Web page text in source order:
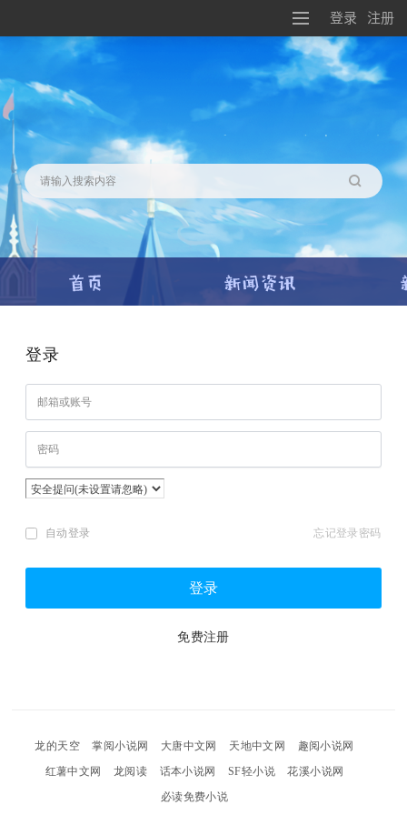
登录 注册
登录
自动登录 忘记登录密码
登录
免费注册
龙的天空 掌阅小说网 大唐中文网 天地中文网
趣阅小说网
红薯中文网
龙阅读 话本小说网 SF轻小说
花溪小说网
必读免费小说